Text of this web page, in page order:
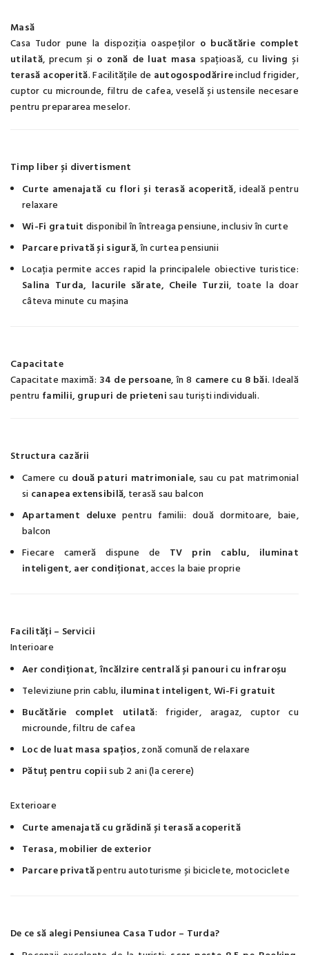
Masă
Casa Tudor pune la dispoziția oaspeților o bucătărie complet
utilată, precum și o zonă de luat masa spațioasă, cu living și
terasă acoperită. Facilitățile de autogospodărireinclud frigider,
cuptor cu microunde, filtru de cafea, veselă și ustensile necesare
pentru prepararea meselor.
Timp liber și divertisment
Curte amenajată cu flori și terasă acoperită, ideală pentru
relaxare
Wi-Fi gratuit disponibil în întreaga pensiune, inclusiv în curte
Parcare privată și sigură, în curtea pensiunii
Locația permite acces rapid la principalele obiective turistice:
Salina Turda, lacurile sărate, Cheile Turzii, toate la doar
câteva minute cu mașina
Capacitate
Capacitate maximă: 34 de persoane, în 8 camere cu 8 băi. Ideală
pentru familii, grupuri de prietenisau turiști individuali.
Structura cazării
Camere cu două paturi matrimoniale, sau cu pat matrimonial
si canapea extensibilă, terasă sau balcon
Apartament deluxe pentru familii: două dormitoare, baie,
balcon
Fiecare cameră dispune de TV prin cablu, iluminat
inteligent, aer condiționat, acces la baie proprie
Facilități – Servicii
Interioare
Aer condiționat, încălzire centrală și panouri cu infraroșu
Televiziune prin cablu, iluminat inteligent,Wi-Fi gratuit
Bucătărie complet utilată: frigider, aragaz, cuptor cu
microunde, filtru de cafea
Loc de luat masa spațios, zonă comună de relaxare
Pătuț pentru copiisub 2 ani (la cerere)
Exterioare
Curte amenajată cu grădină și terasă acoperită
Terasa, mobilier de exterior
Parcare privatăpentru autoturisme și biciclete, motociclete
De ce să alegi Pensiunea Casa Tudor – Turda?